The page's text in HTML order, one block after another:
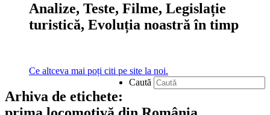
Analize, Teste, Filme, Legislație
turistică, Evoluția noastră în timp
Ce altceva mai poți citi pe site la noi.
Caută
Arhiva de etichete: